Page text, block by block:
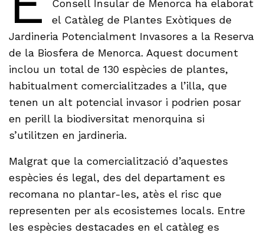
Consell Insular de Menorca ha elaborat
el Catàleg de Plantes Exòtiques de
Jardineria Potencialment Invasores a la Reserva
de la Biosfera de Menorca. Aquest document
inclou un total de 130 espècies de plantes,
habitualment comercialitzades a l’illa, que
tenen un alt potencial invasor i podrien posar
en perill la biodiversitat menorquina si
s’utilitzen en jardineria.
Malgrat que la comercialització d’aquestes
espècies és legal, des del departament es
recomana no plantar-les, atès el risc que
representen per als ecosistemes locals. Entre
les espècies destacades en el catàleg es